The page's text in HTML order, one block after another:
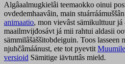
Algâaalmugkielâi teemaokko oinui
ovdedemhaavâin, main
animaatio, mon vievâst sämikulttuur
maailmvijđosávt já mii rahtui aldasii
sämmilâšäššitobdeiguin. Toos lasseen
njuhčâmáánust, ete tot pyevtit
versioid Sämitige iävtuttâs mield.